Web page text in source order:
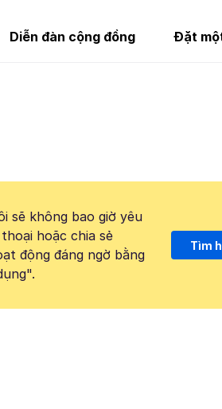
Diễn đàn cộng đồng Đặt
sẽ không bao giờ yêu
hoặc chia sẻ
động đáng ngờ bằng
Tìm